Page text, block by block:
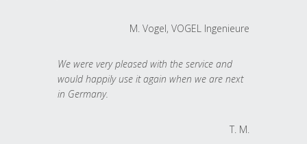
M. Vogel, VOGEL Ingenieure
We were very pleased with the service and
would happily use it again when we are next
in Germany.
T. M.